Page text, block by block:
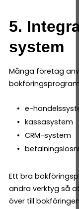
5.
system
Många företag
e-
kassasystem
CRM-system
Ett bra
andra verktyg så
över till